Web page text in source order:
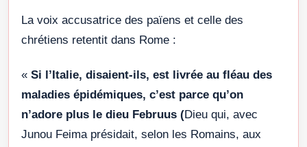
La voix accusatrice des païens et celle des
chrétiens retentit dans Rome :
« Si l’Italie, disaient-ils, est livrée au fléau des
maladies épidémiques, c’est parce qu’on
n’adore plus le dieu Februus (Dieu qui, avec
Junou Feima présidait, selon les Romains, aux